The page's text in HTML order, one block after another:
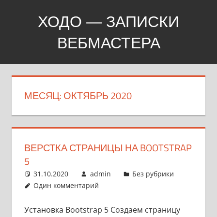
ХОДО — ЗАПИСКИ
ВЕБМАСТЕРА
Создание,
продвижение,
сайтов
МЕСЯЦ:ОКТЯБРЬ 2020
ВЕРСТКА СТРАНИЦЫ НА BOOTSTRAP
5
31.10.2020 admin
Без рубрики
Один комментарий
Установка Bootstrap 5 Создаем страницу